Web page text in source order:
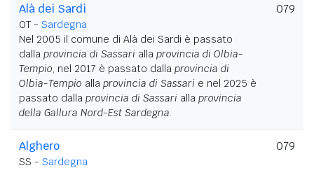
Alà dei Sardi
OT - Sardegna
Nel 2005 il comune di Alà dei Sardi è passato
dalla provincia di Sassari alla provincia di Olbia-
Tempio, nel 2017 è passato dalla provincia di
Olbia-Tempio alla provincia di Sassari e nel 2025 è
passato dalla provincia di Sassari alla provincia
della Gallura Nord-Est Sardegna.
079
Alghero
SS - Sardegna
079